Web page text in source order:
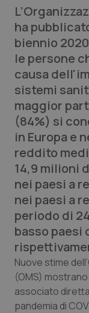
Basilicata
Calabria
Campania
Emilia-
Friuli
Lazio
Liguria
Lombardia
Marche
Molise
Artrite &
Asma &
Car-T
Dermatite
Diabete &
Disturbi
Dolore
Donna &
Epatiti
QS Club
ha
biennio
le persone
causa
sistemi
maggior
(84%) si
in Europa e
reddito
14,9 milioni
nei paesi a
nei paesi a
periodo di
basso paesi
Nuove stime
(OMS)
associato
pandemia di